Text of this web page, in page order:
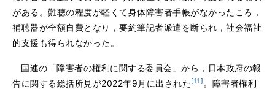
がある。難聴の程度が軽くて身体障害者手帳がなかったころ，
補聴器が全額自費となり，要約筆記者派遣を断られ，社会福祉
的支援も得られなかった。
国連の「障害者の権利に関する委員会」から，日本政府の報
告に関する総括所見が2022年9月に出された [11] 。障害者権利